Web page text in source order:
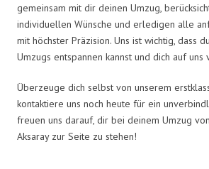
gemeinsam mit dir deinen Umzug,
individuellen Wünsche und erledigen alle
mit höchster Präzision. Uns ist wichtig, dass
Umzugs entspannen kannst und dich auf uns
Überzeuge dich selbst von unserem
kontaktiere uns noch heute für ein
freuen uns darauf, dir bei deinem Umzug
Aksaray zur Seite zu stehen!